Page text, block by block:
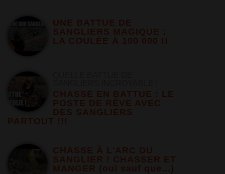
UNE BATTUE DE
SANGLIERS MAGIQUE :
LA COULÉE À 100 000 !!
CHASSE EN BATTUE : LE
POSTE DE RÊVE AVEC
DES SANGLIERS
PARTOUT !!!
CHASSE À L'ARC DU
SANGLIER ! CHASSER ET
MANGER (oui sauf que...)